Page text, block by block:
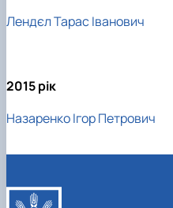
Лендєл Тарас Іванович
2015 рік
Назаренко Ігор Петрович